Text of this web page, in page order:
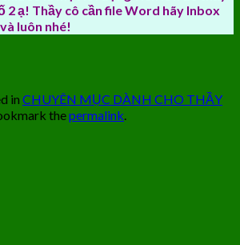
2 ạ! Thầy cô cần file Word hãy Inbox
luôn nhé!
in CHUYÊN MỤC DÀNH CHO THẦY
thepermalink.